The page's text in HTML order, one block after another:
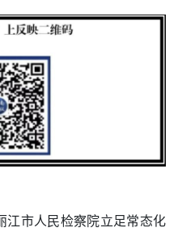
江市人民检察院立足常态化